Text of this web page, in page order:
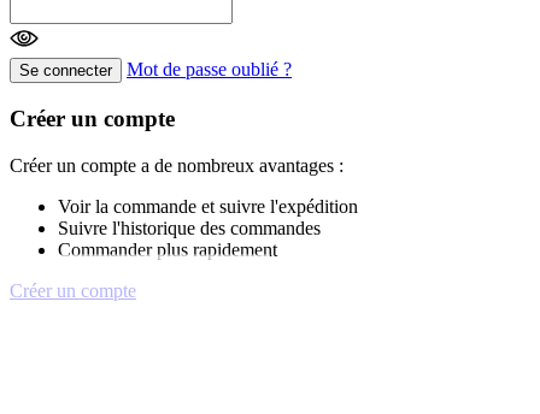
Se connecter Mot de passe oublié ?
Créer un compte
Créer un compte a de nombreux avantages :
Voir la commande et suivre l'expédition
Suivre l'historique des commandes
Commander plus rapidement
Créer un compte